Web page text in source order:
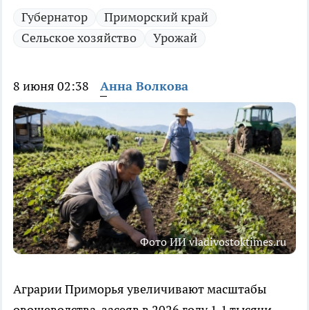
Губернатор
Приморский край
Сельское хозяйство
Урожай
8 июня 02:38 Анна Волкова
Фото ИИ vladivostoktimes.ru
Аграрии Приморья увеличивают масштабы